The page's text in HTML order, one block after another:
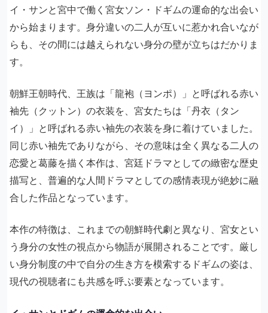
イ・サンと宮中で働く宮女ソン・ドギムの運命的な出会い
から始まります。身分違いの二人が互いに惹かれ合いなが
らも、その間には越えられない身分の壁が立ちはだかりま
す。
朝鮮王朝時代、王族は「龍袍（ヨンポ）」と呼ばれる赤い
袖先（クットン）の衣装を、宮女たちは「丹衣（タン
イ）」と呼ばれる赤い袖先の衣装を身に着けていました。
同じ赤い袖先でありながら、その意味は全く異なる二人の
恋愛と葛藤を描く本作は、宮廷ドラマとしての緻密な歴史
描写と、普遍的な人間ドラマとしての感情表現が絶妙に融
合した作品となっています。
本作の特徴は、これまでの朝鮮時代劇と異なり、宮女とい
う身分の女性の視点から物語が展開されることです。厳し
い身分制度の中で自分の生き方を模索するドギムの姿は、
現代の視聴者にも共感を呼ぶ要素となっています。